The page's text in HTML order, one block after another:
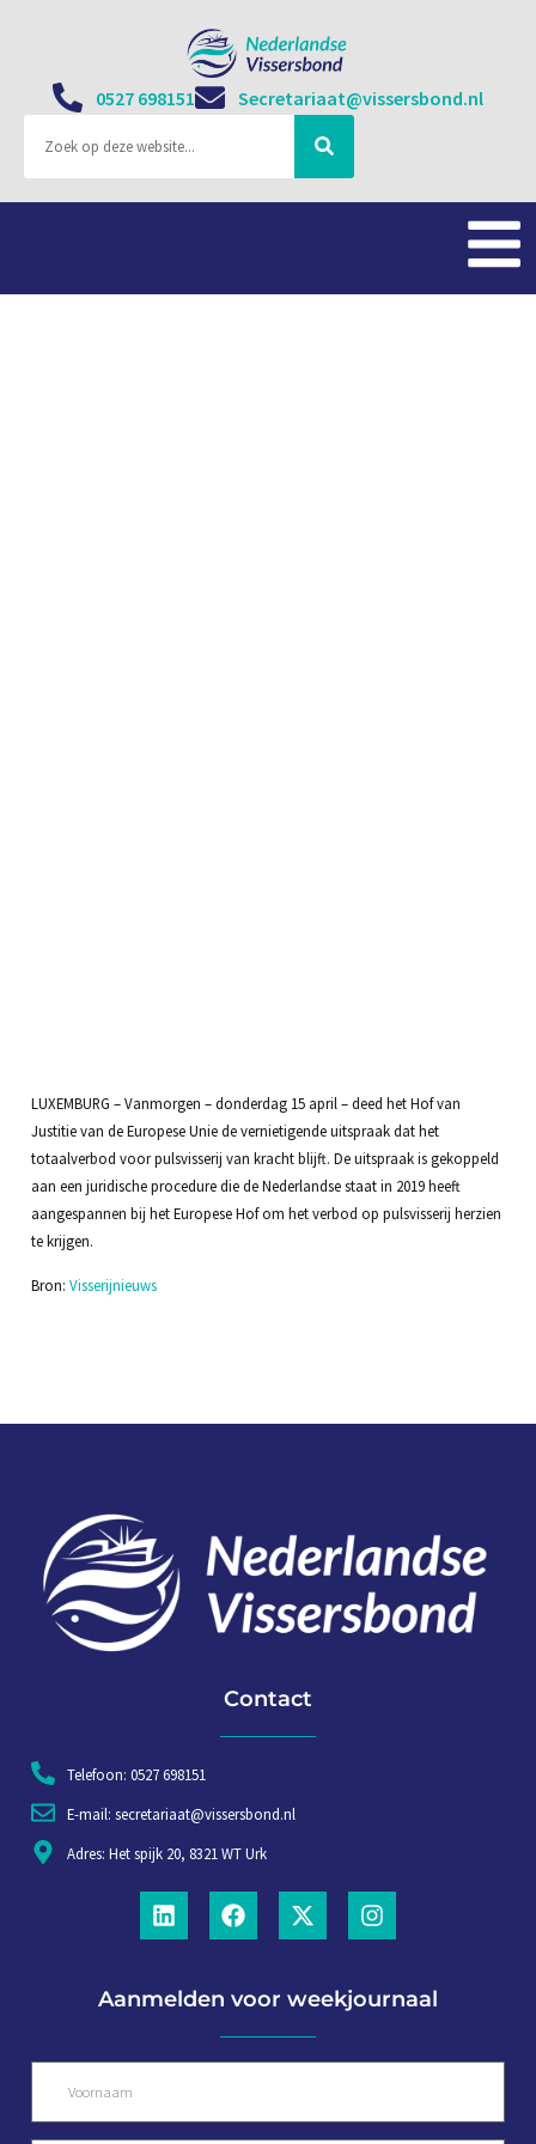
0527 698151 Secretariaat@vissersbond.nl
LUXEMBURG – Vanmorgen – donderdag 15 april – deed het Hof van
Justitie van de Europese Unie de vernietigende uitspraak dat het
totaalverbod voor pulsvisserij van kracht blijft. De uitspraak is gekoppeld
aan een juridische procedure die de Nederlandse staat in 2019 heeft
aangespannen bij het Europese Hof om het verbod op pulsvisserij herzien
te krijgen.
Bron: Visserijnieuws
Contact
Telefoon: 0527 698151
E-mail: secretariaat@vissersbond.nl
Adres: Het spijk 20, 8321 WT Urk
Aanmelden voor weekjournaal